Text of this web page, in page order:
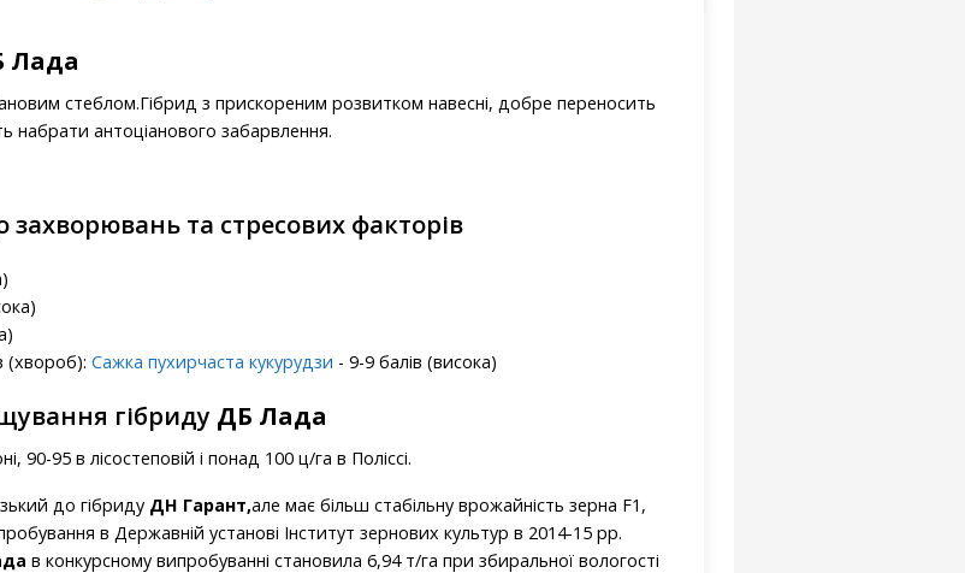
Лада
стеблом.Гібрид з прискореним розвитком навесні, добре переносить
набрати антоціанового забарвлення.
захворювань та стресових факторів
(хвороб): Сажка пухирчаста кукурудзи - 9-9 балів (висока)
гібриду ДБ Лада
90-95 в лісостеповій і понад 100 ц/га в Поліссі.
до гібриду ДН Гарант,але має більш стабільну врожайність зерна F1,
в Державній установі Інститут зернових культур в 2014-15 рр.
в конкурсному випробуванні становила 6,94 т/га при збиральної вологості